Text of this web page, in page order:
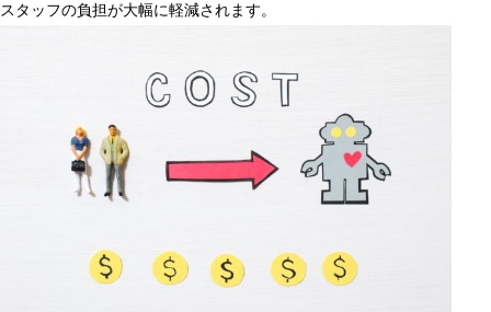
スタッフの負担が大幅に軽減されます。